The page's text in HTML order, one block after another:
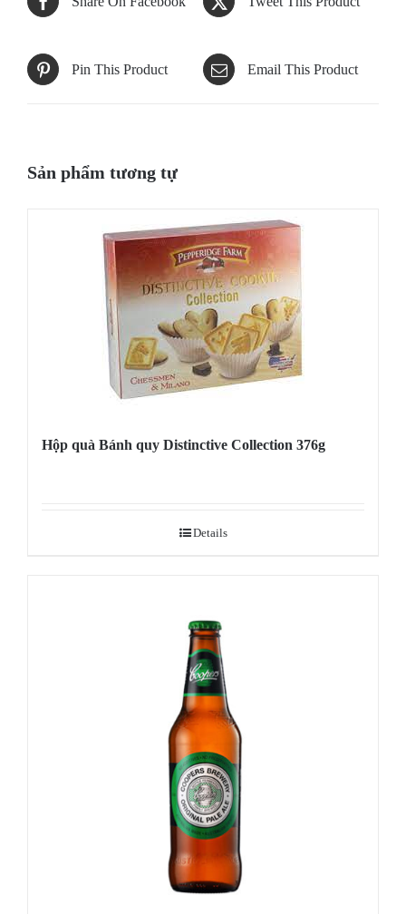
Pin This Product Email This Product
Sản phẩm tương tự
Hộp quà Bánh quy Distinctive Collection 376g
Details